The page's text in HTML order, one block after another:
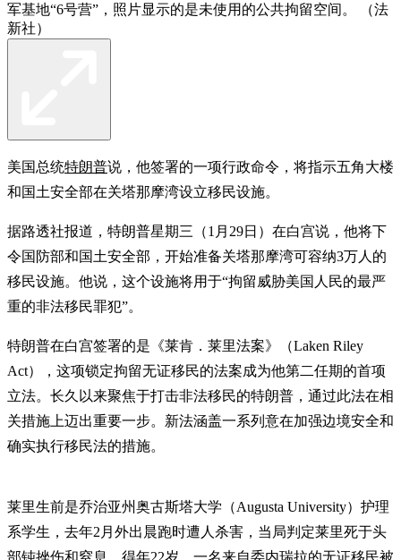
军基地“6号营”，照片显示的是未使用的公共拘留空间。 （法
新社）
美国总统特朗普说，他签署的一项行政命令，将指示五角大楼
和国土安全部在关塔那摩湾设立移民设施。
据路透社报道，特朗普星期三（1月29日）在白宫说，他将下
令国防部和国土安全部，开始准备关塔那摩湾可容纳3万人的
移民设施。他说，这个设施将用于“拘留威胁美国人民的最严
重的非法移民罪犯”。
特朗普在白宫签署的是《莱肯．莱里法案》（Laken Riley
Act），这项锁定拘留无证移民的法案成为他第二任期的首项
立法。长久以来聚焦于打击非法移民的特朗普，通过此法在相
关措施上迈出重要一步。新法涵盖一系列意在加强边境安全和
确实执行移民法的措施。
莱里生前是乔治亚州奥古斯塔大学（Augusta University）护理
系学生，去年2月外出晨跑时遭人杀害，当局判定莱里死于头
部钝挫伤和窒息，得年22岁。一名来自委内瑞拉的无证移民被